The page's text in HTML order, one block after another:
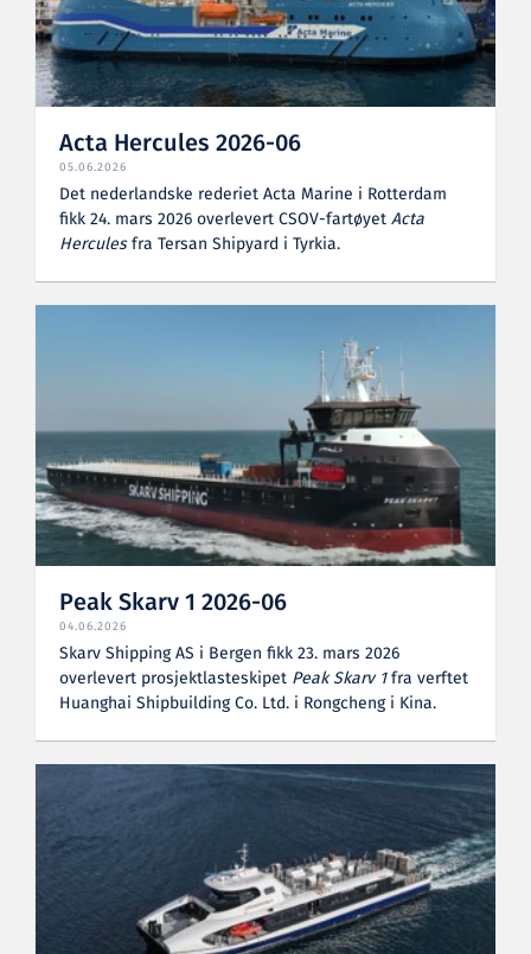
Acta Hercules 2026-06
05.06.2026
Det nederlandske rederiet Acta Marine i Rotterdam
fikk 24. mars 2026 overlevert CSOV-fartøyetActa
Herculesfra Tersan Shipyard i Tyrkia.
Peak Skarv 1 2026-06
04.06.2026
Skarv Shipping AS i Bergen fikk 23. mars 2026
overlevert prosjektlasteskipet Peak Skarv 1fra verftet
Huanghai Shipbuilding Co. Ltd. i Rongcheng i Kina.